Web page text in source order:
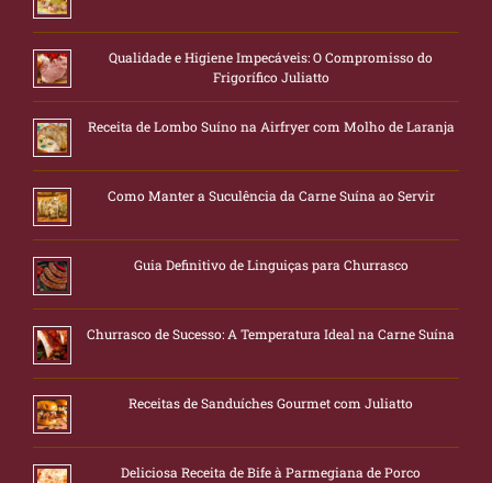
Qualidade e Higiene Impecáveis: O Compromisso do
Frigorífico Juliatto
Receita de Lombo Suíno na Airfryer com Molho de Laranja
Como Manter a Suculência da Carne Suína ao Servir
Guia Definitivo de Linguiças para Churrasco
Churrasco de Sucesso: A Temperatura Ideal na Carne Suína
Receitas de Sanduíches Gourmet com Juliatto
Deliciosa Receita de Bife à Parmegiana de Porco